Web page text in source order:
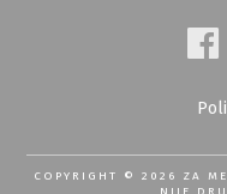
COPYRIGHT © 2026 ZA
NIJE